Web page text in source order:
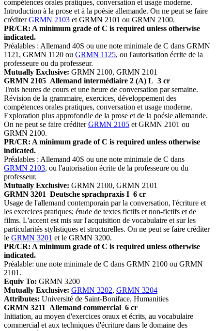
compétences orales pratiques, conversation et usage moderne.
Introduction à la prose et à la poésie allemande. On ne peut se faire
créditerGRMN 2103 et GRMN 2101 ou GRMN 2100.
PR/CR: A minimum grade of C is required unless otherwise
indicated.
Préalables : Allemand 40S ou une note minimale de C dans GRMN
1121, GRMN 1120 ou GRMN 1125, ou l'autorisation écrite de la
professeure ou du professeur.
Mutually Exclusive: GRMN 2100, GRMN 2101
GRMN 2105 Allemand intermédiaire 2 (A) L 3 cr
Trois heures de cours et une heure de conversation par semaine.
Révision de la grammaire, exercices, développement des
compétences orales pratiques, conversation et usage moderne.
Exploration plus approfondie de la prose et de la poésie allemande.
On ne peut se faire créditerGRMN 2105 et GRMN 2101 ou
GRMN 2100.
PR/CR: A minimum grade of C is required unless otherwise
indicated.
Préalables : Allemand 40S ou une note minimale de C dans
GRMN 2103, ou l'autorisation écrite de la professeure ou du
professeur.
Mutually Exclusive: GRMN 2100, GRMN 2101
GRMN 3201 Deutsche sprachpraxis I 6 cr
Usage de l'allemand contemporain par la conversation, l'écriture et
les exercices pratiques; étude de textes fictifs et non-fictifs et de
films. L'accent est mis sur l'acquisition de vocabulaire et sur les
particularités stylistiques et structurelles. On ne peut se faire créditer
le GRMN 3201 et le GRMN 3200.
PR/CR: A minimum grade of C is required unless otherwise
indicated.
Préalable: une note minimale de C dans GRMN 2100 ou GRMN
2101.
Equiv To: GRMN 3200
Mutually Exclusive: GRMN 3202, GRMN 3204
Attributes: Université de Saint-Boniface, Humanities
GRMN 3211 Allemand commercial 6 cr
Initiation, au moyen d'exercices oraux et écrits, au vocabulaire
commercial et aux techniques d'écriture dans le domaine des